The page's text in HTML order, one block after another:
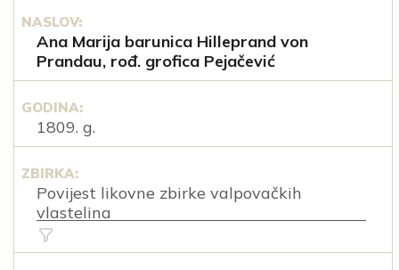
NASLOV:
Ana Marija barunica Hilleprand von
Prandau, rođ. grofica Pejačević
GODINA:
1809. g.
ZBIRKA:
Povijest likovne zbirke valpovačkih
vlastelina